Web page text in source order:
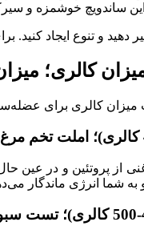
این ساندویچ خوشمزه و
دهید و تنوع ایجاد
کالری؛
میزان کالری برای
از پروتئین و در
به شما انرژی ماندگار